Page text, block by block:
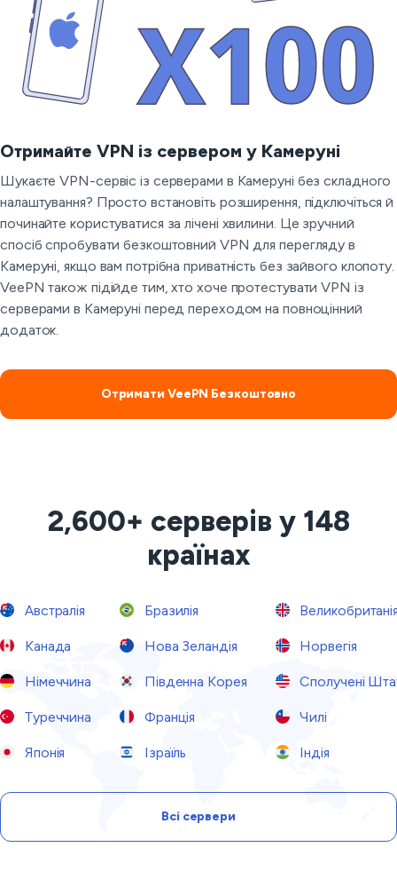
Отримайте VPN із сервером у Камеруні
Шукаєте VPN-сервіс із серверами в Камеруні без складного
налаштування? Просто встановіть розширення, підключіться й
починайте користуватися за лічені хвилини. Це зручний
спосіб спробувати безкоштовний VPN для перегляду в
Камеруні, якщо вам потрібна приватність без зайвого клопоту.
VeePN також підійде тим, хто хоче протестувати VPN із
серверами в Камеруні перед переходом на повноцінний
додаток.
Отримати VeePN Безкоштовно
2,600+ серверів у 148
країнах
Австралія Бразилія
Канада Нова Зеландія Норвегія
Німеччина Південна Корея Сполучені
Туреччина Франція Чилі
Японія Ізраїль Індія
Всі сервери